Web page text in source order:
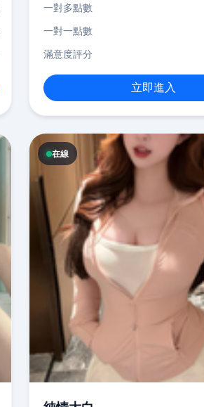
一對多點數
一對一點數
滿意度評分
立即進入
在線